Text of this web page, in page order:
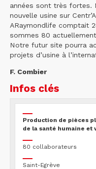
années sont très fortes.
nouvelle usine sur
ARaymondlife comptait
sommes 80
Notre futur site pourra
projets d’usine à
F. Combier
Infos clés
Production de pièces
de la santé humaine et
80 collaborateurs
Saint-Egrève